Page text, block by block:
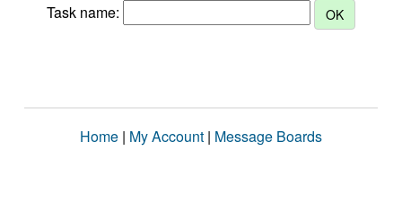
Task name:
Home | My Account | Message Boards